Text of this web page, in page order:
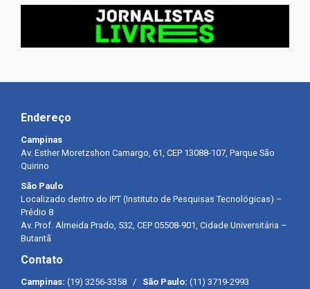
Endereço
Campinas
Av. Esther Moretzshon Camargo, 61, CEP 13088-107, Parque São
Quirino
São Paulo
Localizado dentro do IPT (Instituto de Pesquisas Tecnológicas) –
Prédio 8
Av. Prof. Almeida Prado, 532, CEP 05508-901, Cidade Universitária –
Butantã
Contato
Campinas: (19) 3256-3358 / São Paulo: (11) 3719-2993